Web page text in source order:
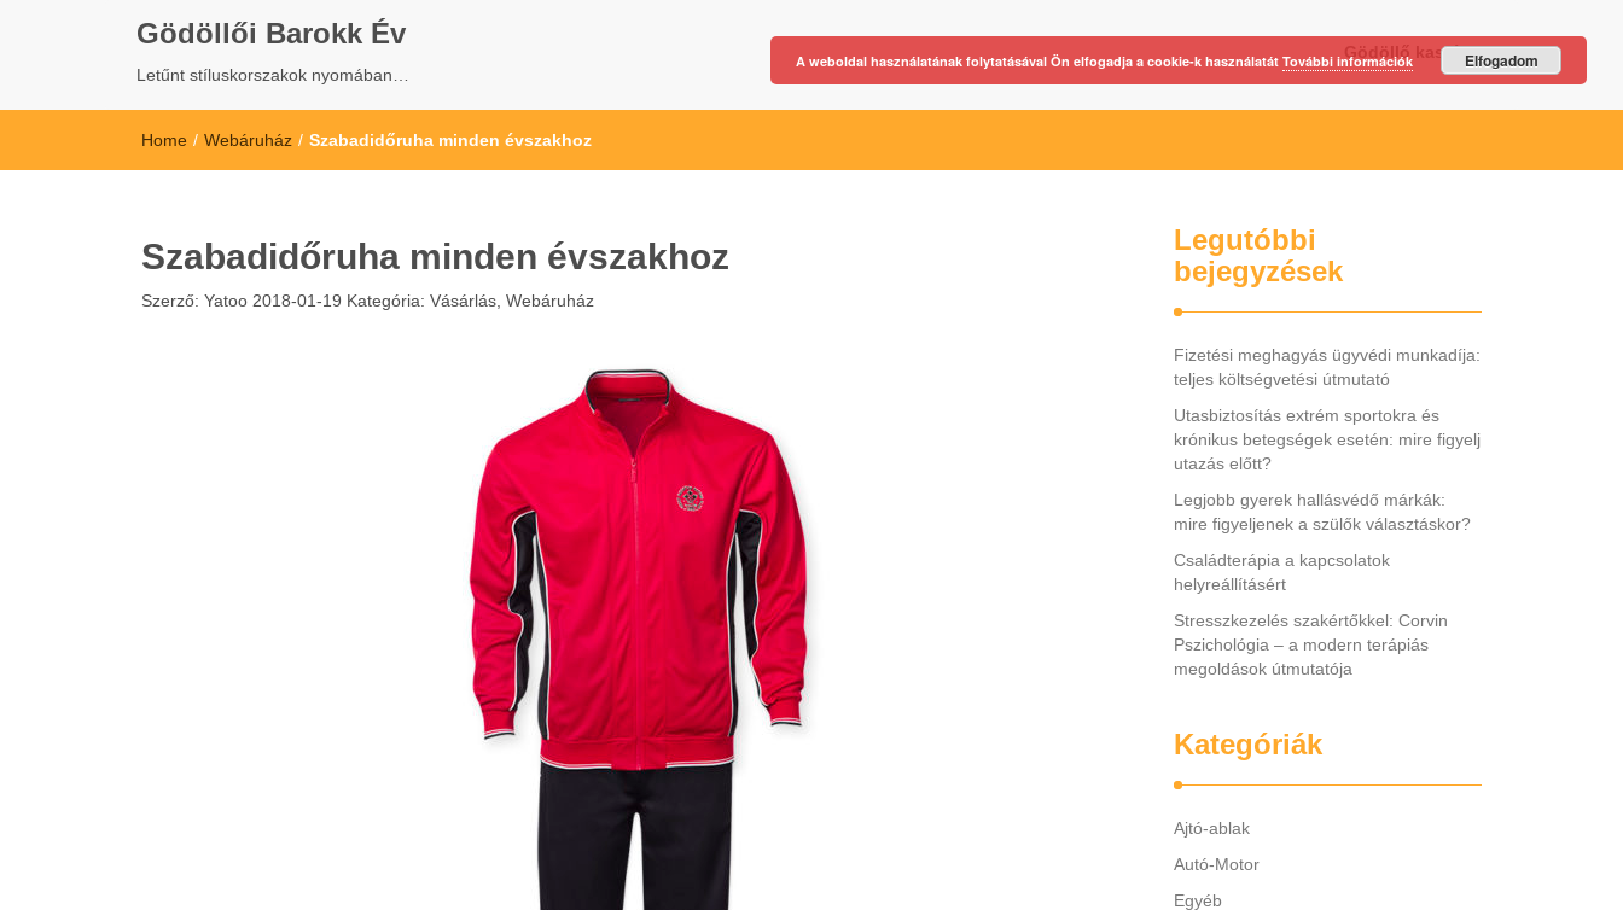
Gödöllői Barokk Év
Letűnt stíluskorszakok nyomában…
Gödöllő kastély
Home / Webáruház / Szabadidőruha minden évszakhoz
Szabadidőruha minden évszakhoz
Szerző: Yatoo 2018-01-19 Kategória: Vásárlás Webáruház
Legutóbbi
bejegyzések
Fizetési meghagyás ügyvédi munkadíja:
teljes költségvetési útmutató
Utasbiztosítás extrém sportokra és
krónikus betegségek esetén: mire figyelj
utazás előtt?
Legjobb gyerek hallásvédő márkák:
mire figyeljenek a szülők választáskor?
Családterápia a kapcsolatok
helyreállításért
Stresszkezelés szakértőkkel: Corvin
Pszichológia – a modern terápiás
megoldások útmutatója
Kategóriák
Ajtó-ablak
Autó-Motor
Egyéb
A weboldal használatának folytatásával Ön elfogadja a cookie-k használatát További információk Elfogadom